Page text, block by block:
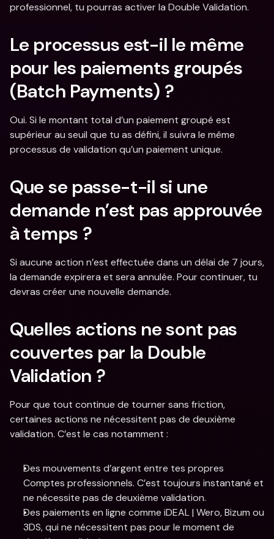
professionnel, tu pourras activer la Double Validation.
Le processus est-il le même
pour les paiements groupés
(Batch Payments) ?
Oui. Si le montant total d’un paiement groupé est
supérieur au seuil que tu as défini, il suivra le même
processus de validation qu’un paiement unique.
Que se passe-t-il si une
demande n’est pas approuvée
à temps ?
Si aucune action n’est effectuée dans un délai de 7 jours,
la demande expirera et sera annulée. Pour continuer, tu
devras créer une nouvelle demande.
Quelles actions ne sont pas
couvertes par la Double
Validation ?
Pour que tout continue de tourner sans friction,
certaines actions ne nécessitent pas de deuxième
validation. C’est le cas notamment :
Des mouvements d’argent entre tes propres
Comptes professionnels. C’est toujours instantané et
ne nécessite pas de deuxième validation.
Des paiements en ligne comme iDEAL | Wero, Bizum ou
3DS, qui ne nécessitent pas pour le moment de